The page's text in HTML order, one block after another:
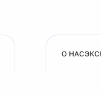
О НАС